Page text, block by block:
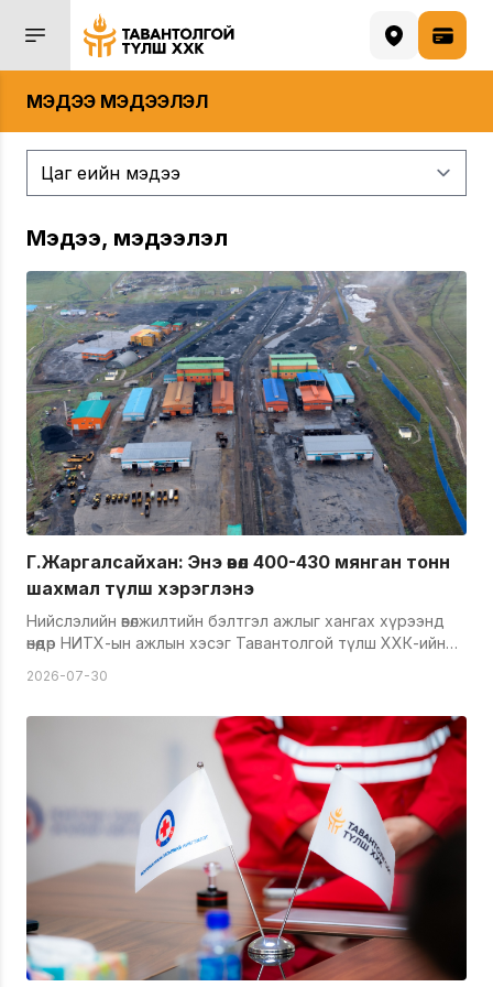
МЭДЭЭ МЭДЭЭЛЭЛ
Мэдээ, мэдээлэл
Г.Жаргалсайхан: Энэ өвөл 400-430 мянган тонн
шахмал түлш хэрэглэнэ
Нийслэлийн өвөлжилтийн бэлтгэл ажлыг хангах хүрээнд
өнөөдөр НИТХ-ын ажлын хэсэг Тавантолгой түлш ХХК-ийн
түлш ХХК 2025-2026 оны халаалтын улиралд 425
түлшийг борлуулжээ.&nbsp; Нийслэлийн Засаг даргын
нийгмийн салбар, ногоон хөгжил болон агаар, орчны
бохирдлын асуудал хариуцсан орлогч Г.Жаргалсайхан
"Өнгөрсөн жил хагас коксон шахмал түлшийг
нэвтрүүлснээр агаарын бохирдол 30-35 хувиар буурсан
үзүүлэлттэй. 2026 онд бид энэ тоог 40-45 хувьд хүргэх
зорилт тавин ажиллаж байна. Энэ жил бид өмнө жилийн
адилаар хагас коксон шахмал түлшийг импортлох бөгөөд
мөн 120 мянган тонн мидлингэн шахмал түлшийг
ашиглана. Нийт 400-430 мянган тонн түлшийг энэ
галлагааны улиралд хэрэглэх тооцоотой. Улаанбаатар
хотод 170 мянган айл шахмал түлш түлж буй. Энэ жил
2026-07-30